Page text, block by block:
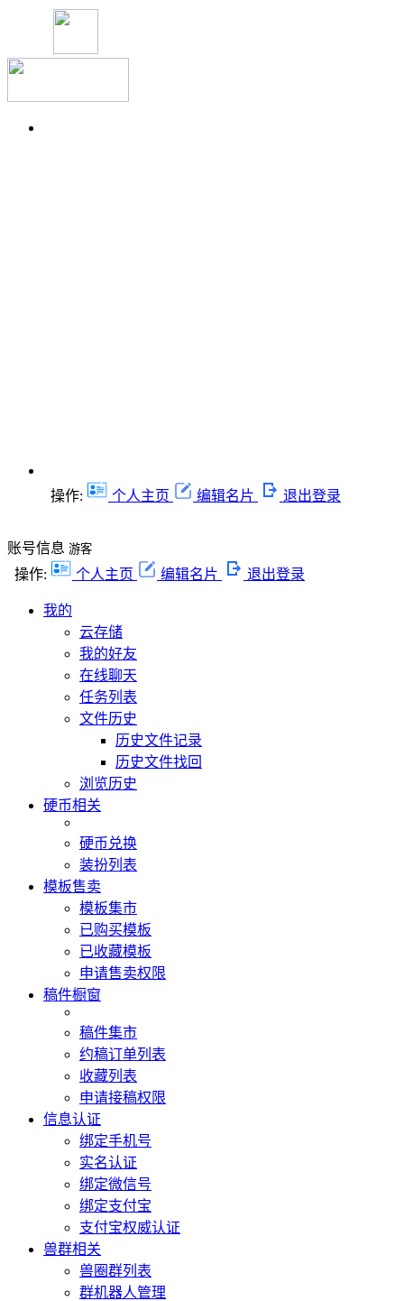
操作: 个人主页 编辑名片 退出登录
账号信息 游客
操作: 个人主页 编辑名片 退出登录
我的
云存储
我的好友
在线聊天
任务列表
文件历史
历史文件记录
历史文件找回
浏览历史
硬币相关
硬币兑换
装扮列表
模板售卖
模板集市
已购买模板
已收藏模板
申请售卖权限
稿件橱窗
稿件集市
约稿订单列表
收藏列表
申请接稿权限
信息认证
绑定手机号
实名认证
绑定微信号
绑定支付宝
支付宝权威认证
兽群相关
兽圈群列表
群机器人管理